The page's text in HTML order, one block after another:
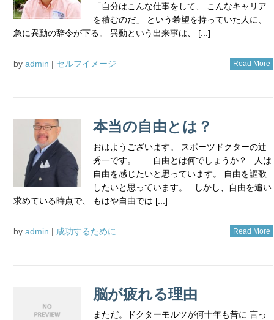
「自分はこんな仕事をして、 こんなキャリア
を積むのだ」 という希望を持っていた人に、
急に異動の辞令が下る。 異動という出来事は、 [...]
by admin | セルフイメージ Read More
本当の自由とは？
おはようございます。 スポーツドクターの辻
秀一です。 自由とは何でしょうか？ 人は
自由を感じたいと思っています。 自由を謳歌
したいと思っています。 しかし、自由を追い
求めている時点で、 もはや自由では [...]
by admin | 成功するために Read More
脳が疲れる理由
まただ。ドクターモルツが何十年も昔に 言っ